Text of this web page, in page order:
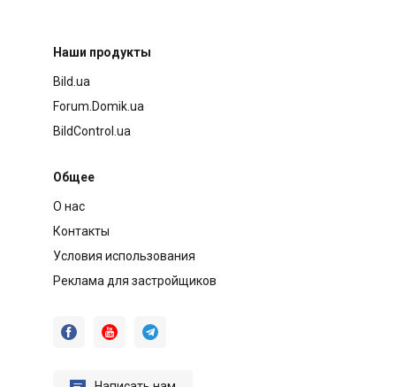
Наши продукты
Bild.ua
Forum.Domik.ua
BildControl.ua
Общее
О нас
Контакты
Условия использования
Реклама для застройщиков
  